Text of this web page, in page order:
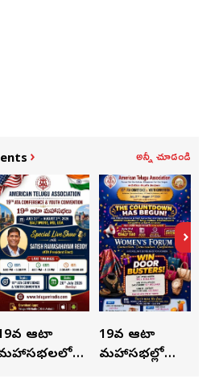
అన్నీ చూడండి
ఆటా
19వ ఆటా
మహాసభల్లో